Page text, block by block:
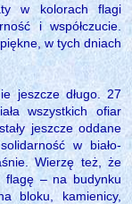
w kolorach flagi
i współczucie.
w tych dniach
jeszcze długo. 27
wszystkich ofiar
jeszcze oddane
w biało-
Wierzę też, że
flagę – na budynku
bloku, kamienicy,